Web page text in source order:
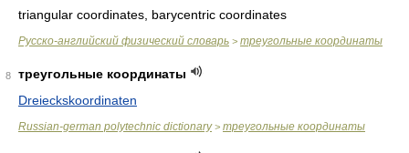
triangular coordinates, barycentric coordinates
Русско-английский физический словарь > треугольные координаты
8
треугольные координаты
Dreieckskoordinaten
Russian-german polytechnic dictionary> треугольные координаты